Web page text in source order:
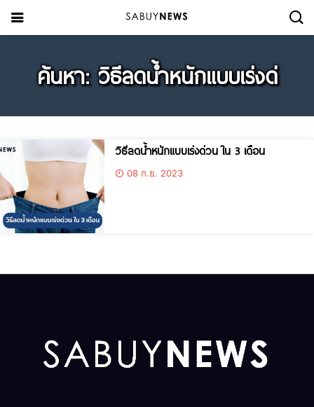
ค้นหา: วิธีลดน้ำหนักแบบเร่งด่
วิธีลดน้ำหนักแบบเร่งด่วน ใน 3 เดือน
08 ก.ย. 2023